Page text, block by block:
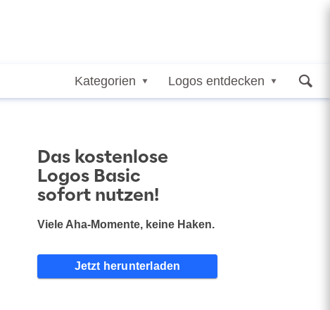
Kategorien Logos entdecken
Das kostenlose
Logos Basic
sofort nutzen!
Viele Aha-Momente, keine Haken.
Jetzt herunterladen